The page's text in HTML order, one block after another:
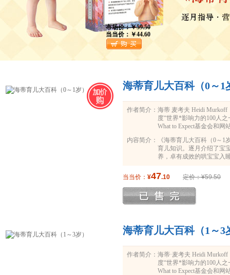
市场价：￥59.50
当当价：￥44.60
海蒂育儿大百科（0～1
作者简介： 海蒂 麦考夫 Heidi
度“世界*影响力的100人
What to Expect基金会和
Eisenberg 全程参与了《
与海蒂麦考夫合著了
士顿大学护理学学士学位
内容简介：
《海蒂育儿大百科（0～
育儿知识。逐月介绍了宝
养，卓有成效的哄宝宝入
了早产儿的护理、如何处
当当价： ¥47.10 定价：¥59.50
海蒂育儿大百科（1～3
作者简介： 海蒂·麦考夫 Heidi
度“世界*影响力的100人
What to Expect基金会和